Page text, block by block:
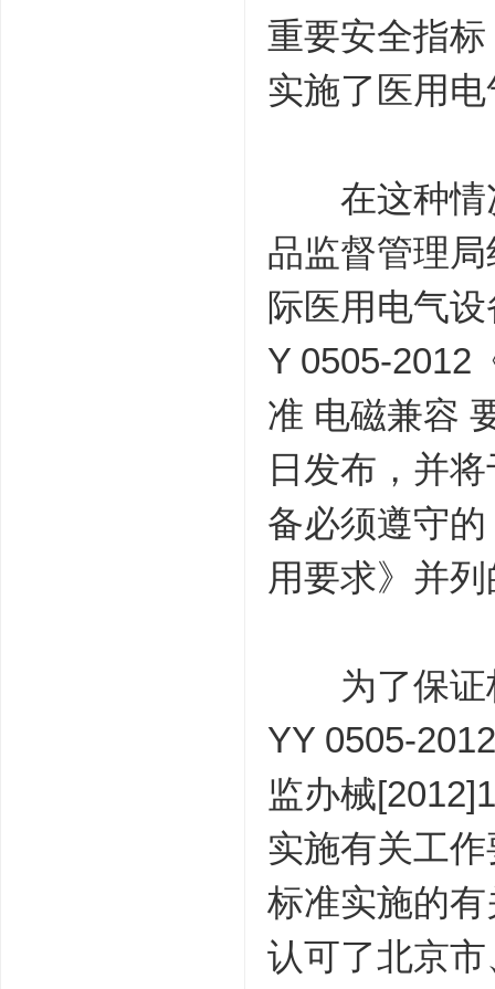
重要安全指
实施了医用
在这种情况
品监督管理
际医用电气
Y 0505-2012
准 电磁兼容
日发布，并
备必须遵守
用要求》并
为了保证标
YY 0505-
监办械
实施有关工
标准实施的
认可了北京